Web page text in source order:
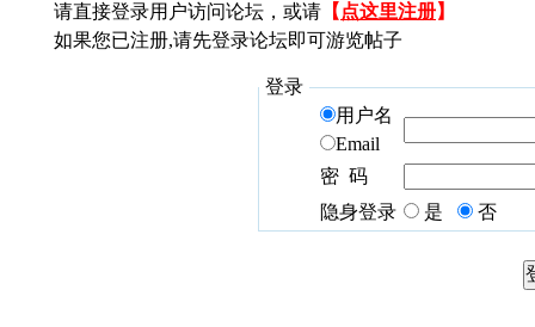
请直接登录用户访问论坛，或请 【 点这里注册】
如果您已注册,请先登录论坛即可游览帖子
登录
用户名
Email
密 码
隐身登录
是 否